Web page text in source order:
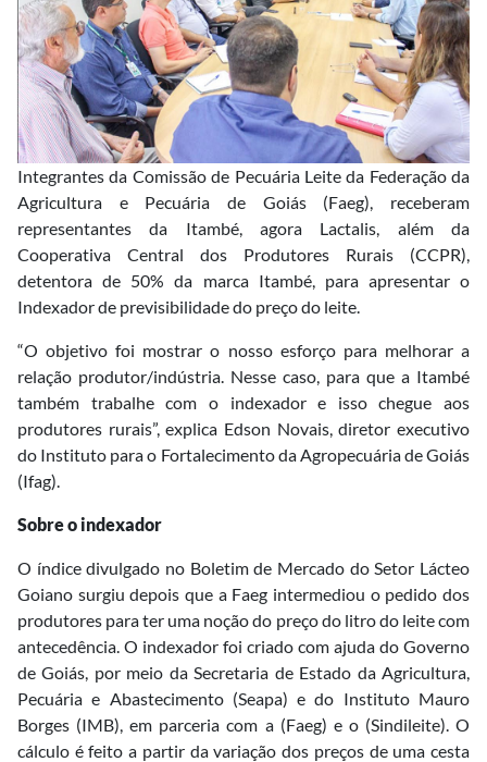
Integrantes da Comissão de Pecuária Leite da Federação da
Agricultura e Pecuária de Goiás (Faeg), receberam
representantes da Itambé, agora Lactalis, além da
Cooperativa Central dos Produtores Rurais (CCPR),
detentora de 50% da marca Itambé, para apresentar o
Indexador de previsibilidade do preço do leite.
“O objetivo foi mostrar o nosso esforço para melhorar a
relação produtor/indústria. Nesse caso, para que a Itambé
também trabalhe com o indexador e isso chegue aos
produtores rurais”, explica Edson Novais, diretor executivo
do Instituto para o Fortalecimento da Agropecuária de Goiás
(Ifag).
Sobre o indexador
O índice divulgado no Boletim de Mercado do Setor Lácteo
Goiano surgiu depois que a Faeg intermediou o pedido dos
produtores para ter uma noção do preço do litro do leite com
antecedência. O indexador foi criado com ajuda do Governo
de Goiás, por meio da Secretaria de Estado da Agricultura,
Pecuária e Abastecimento (Seapa) e do Instituto Mauro
Borges (IMB), em parceria com a (Faeg) e o (Sindileite). O
cálculo é feito a partir da variação dos preços de uma cesta